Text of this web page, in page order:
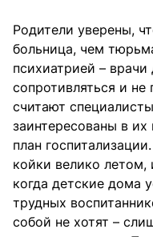
Родители уверены,
больница, чем
психиатрией –
сопротивляться и не
считают
заинтересованы в
план
койки велико летом,
когда детские дома
трудных
собой не хотят –